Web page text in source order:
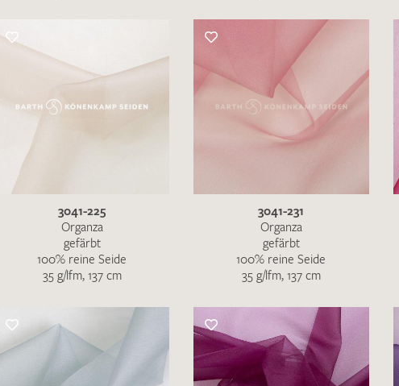
Ich bin damit einverstanden, dass meine
3041-225
Organza
gefärbt
100% reine Seide
35 g/lfm, 137 cm
3041-231
Organza
gefärbt
100% reine Seide
35 g/lfm, 137 cm